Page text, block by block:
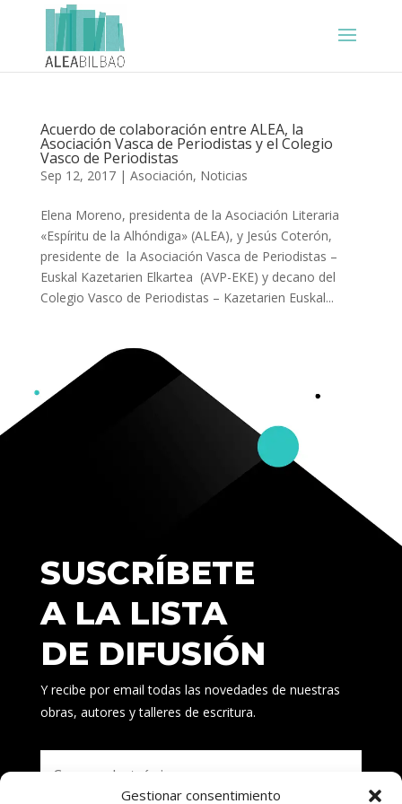
Gestionar consentimiento
Acuerdo de colaboración entre ALEA, la
Asociación Vasca de Periodistas y el Colegio
Vasco de Periodistas
Sep 12, 2017| Asociación, Noticias
Elena Moreno, presidenta de la Asociación Literaria
«Espíritu de la Alhóndiga» (ALEA), y Jesús Coterón,
presidente de la Asociación Vasca de Periodistas –
Euskal Kazetarien Elkartea (AVP-EKE) y decano del
Colegio Vasco de Periodistas – Kazetarien Euskal...
SUSCRÍBETE
A LA LISTA
DE DIFUSIÓN
Y recibe por email todas las novedades de nuestras
obras, autores y talleres de escritura.